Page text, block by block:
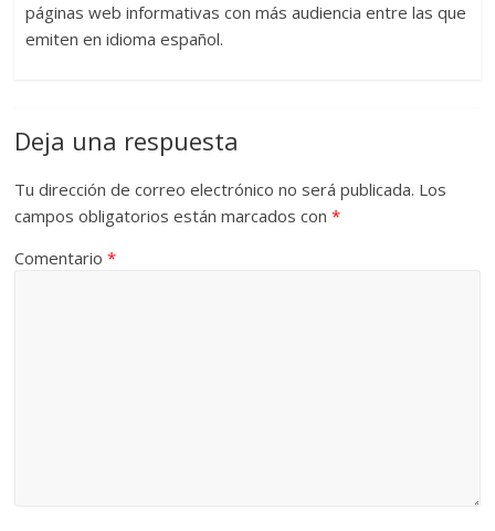
páginas web informativas con más audiencia entre las que
emiten en idioma español.
Deja una respuesta
Tu dirección de correo electrónico no será publicada. Los
campos obligatorios están marcados con*
Comentario*